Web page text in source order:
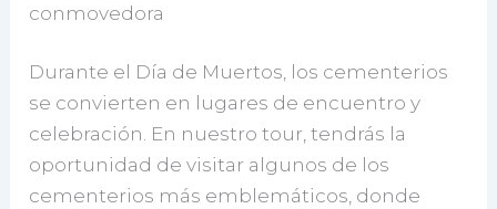
conmovedora
Durante el Día de Muertos, los cementerios
se convierten en lugares de encuentro y
celebración. En nuestro tour, tendrás la
oportunidad de visitar algunos de los
cementerios más emblemáticos, donde